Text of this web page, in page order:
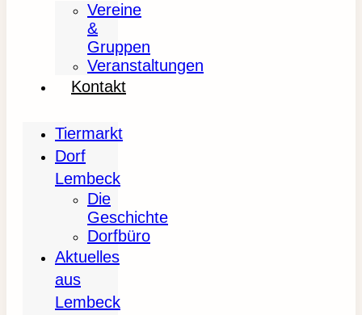
Vereine
&
Gruppen
Veranstaltungen
Kontakt
Tiermarkt
Dorf
Lembeck
Die
Geschichte
Dorfbüro
Aktuelles
aus
Lembeck